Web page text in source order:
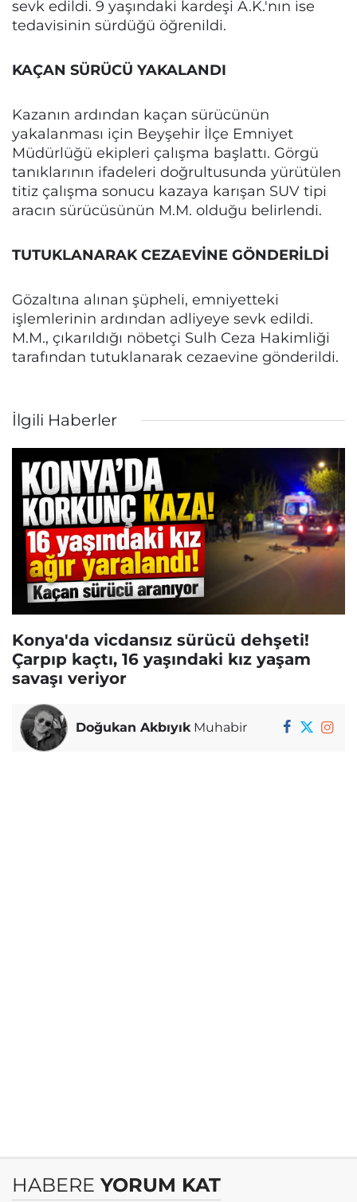
sevk edildi. 9 yaşındaki kardeşi A.K.'nın ise
tedavisinin sürdüğü öğrenildi.
KAÇAN SÜRÜCÜ YAKALANDI
Kazanın ardından kaçan sürücünün
yakalanması için Beyşehir İlçe Emniyet
Müdürlüğü ekipleri çalışma başlattı. Görgü
tanıklarının ifadeleri doğrultusunda yürütülen
titiz çalışma sonucu kazaya karışan SUV tipi
aracın sürücüsünün M.M. olduğu belirlendi.
TUTUKLANARAK CEZAEVİNE GÖNDERİLDİ
Gözaltına alınan şüpheli, emniyetteki
işlemlerinin ardından adliyeye sevk edildi.
M.M., çıkarıldığı nöbetçi Sulh Ceza Hakimliği
tarafından tutuklanarak cezaevine gönderildi.
İlgili Haberler
Konya'da vicdansız sürücü dehşeti!
Çarpıp kaçtı, 16 yaşındaki kız yaşam
savaşı veriyor
Doğukan AkbıyıkMuhabir
HABERE YORUM KAT